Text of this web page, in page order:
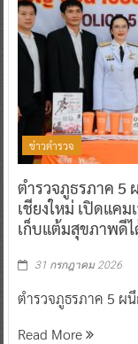
ข่าวตำรวจ
ตำรวจภูธรภาค 5
เชียงใหม่ เปิดแค
เก็บแต้มสุขภาพดี
31 กรกฎาคม 2026
ตำรวจภูธรภาค 5 ผนึ
Read More